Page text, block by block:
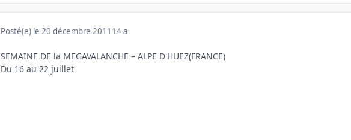
Posté(e) le 20 décembre 2011 14 a
SEMAINE DE la MEGAVALANCHE – ALPE D'HUEZ(FRANCE)
Du 16 au 22 juillet